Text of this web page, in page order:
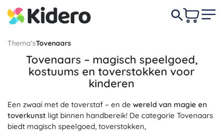
Thema'sTovenaars
Tovenaars – magisch speelgoed,
kostuums en toverstokken voor
kinderen
Een zwaai met de toverstaf – en de wereld van magie en
toverkunst ligt binnen handbereik! De categorie Tovenaars
biedt magisch speelgoed, toverstokken,